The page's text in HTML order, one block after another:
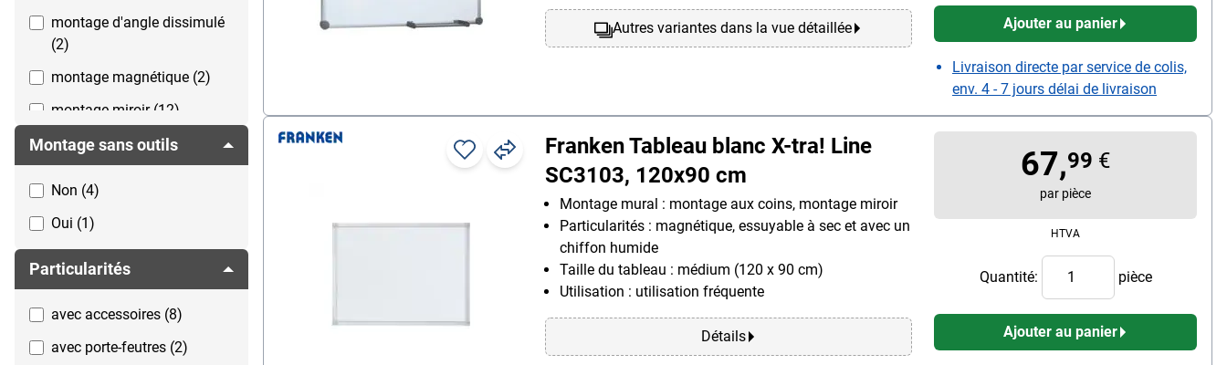
montage d'angle dissimulé
(2)
montage magnétique (2)
montage miroir (12)
pas de montage mural
possible (2)
système rails muraux (1)
Montage sans outils
Non (4)
Oui (1)
Particularités
avec accessoires (8)
avec porte-feutres (2)
Autres variantes dans la vue détaillée Ajouter au panier
Livraison directe par service de colis,
env. 4 - 7 jours délai de livraison
Franken Tableau blanc X-tra! Line
SC3103, 120x90 cm
Montage mural : montage aux coins, montage miroir
Particularités : magnétique, essuyable à sec et avec un
chiffon humide
Taille du tableau : médium (120 x 90 cm)
Utilisation : utilisation fréquente
Détails
67,99 €
par pièce
HTVA
Quantité: pièce
Ajouter au panier